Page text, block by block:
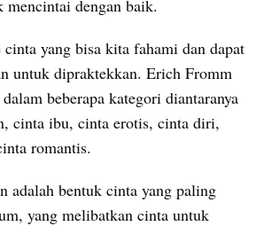
mencintai dengan baik.
cinta yang bisa kita fahami dan dapat
untuk dipraktekkan. Erich Fromm
beberapa kategori diantaranya
cinta ibu, cinta erotis, cinta diri,
romantis.
adalah bentuk cinta yang paling
yang melibatkan cinta untuk